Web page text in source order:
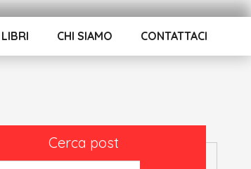
LIBRI CHI SIAMO CONTATTACI
Cerca post